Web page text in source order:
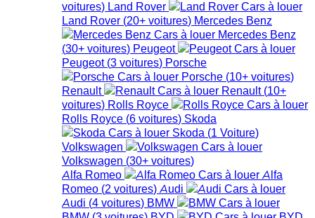
voitures) Land Rover
Land Rover (20+ voitures) Mercedes Benz
Mercedes Benz
(30+ voitures) Peugeot
Peugeot (3 voitures) Porsche
Porsche (10+ voitures)
Renault
Renault (10+
voitures) Rolls Royce
Rolls Royce (6 voitures) Skoda
Skoda (1 Voiture)
Volkswagen
Volkswagen (30+ voitures)
Alfa Romeo
Alfa
Romeo (2 voitures) Audi
Audi (4 voitures) BMW